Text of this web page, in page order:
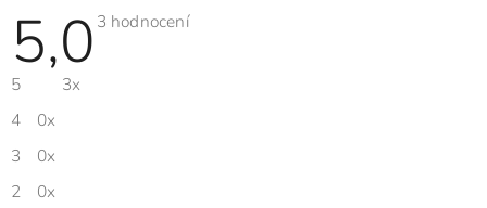
5,0 Průměrné
3 hodnocení
5
3x
4
0x
3
0x
2
0x